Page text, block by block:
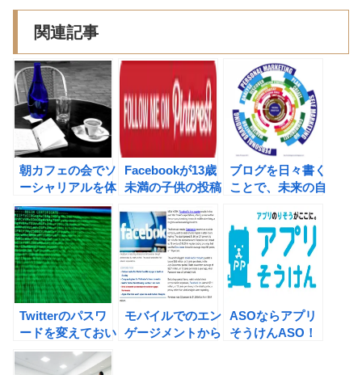
関連記事
朝カフェの会でソ
ーシャリアルを体
感。
Facebookが13歳
未満の子供の投稿
めているようで
す。
ブログを日々書く
ことで、未来の自
助けてくれるので
す。Google+の活
用でそれがよりパ
ワフルになりま
す。
Twitterのパスワ
ードを変えておい
たほうが良さそう
です。
モバイルでのエン
ゲージメントから
ASOならアプリ
そうけんASO！